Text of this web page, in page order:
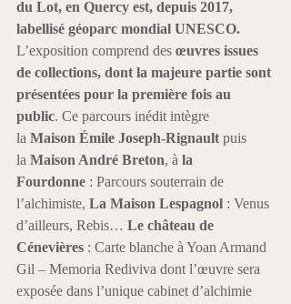
du Lot, en Quercy est, depuis 2017,
labellisé géoparc mondial UNESCO.
L’exposition comprend des œuvres issues
de collections, dont la majeure partie sont
présentées pour la première fois au
public. Ce parcours inédit intègre
la Maison Émile Joseph-Rignault puis
la Maison André Breton, à la
Fourdonne : Parcours souterrain de
l’alchimiste, La Maison Lespagnol : Venus
d’ailleurs, Rebis… Le château de
Cénevières : Carte blanche à Yoan Armand
Gil – Memoria Rediviva dont l’œuvre sera
exposée dans l’unique cabinet d’alchimie